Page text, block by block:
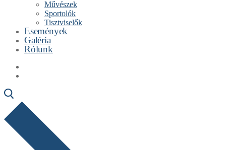
Művészek
Sportolók
Tisztviselők
Események
Galéria
Rólunk